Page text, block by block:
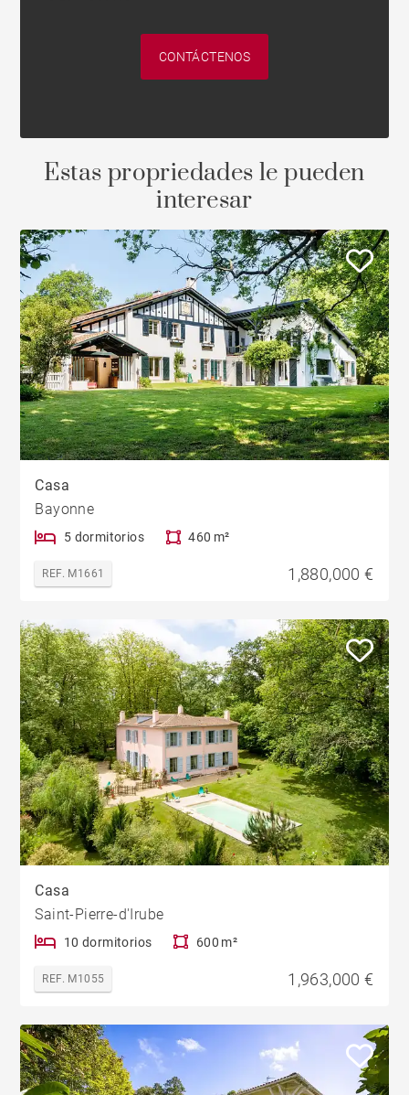
CONTÁCTENOS
Estas propriedades le pueden
interesar
Casa
Bayonne
5 dormitorios 460 m²
REF. M1661 1,880,000 €
Casa
Saint-Pierre-d'Irube
10 dormitorios 600 m²
REF. M1055 1,963,000 €